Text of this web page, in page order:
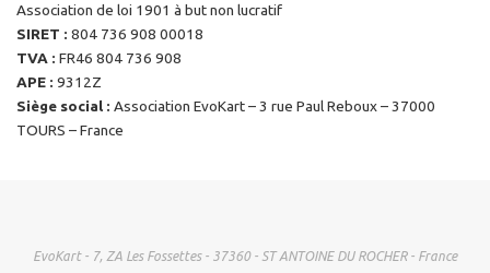
Association de loi 1901 à but non lucratif
SIRET : 804 736 908 00018
TVA : FR46 804 736 908
APE : 9312Z
Siège social : Association EvoKart – 3 rue Paul Reboux – 37000
TOURS – France
EvoKart - 7, ZA Les Fossettes - 37360 - ST ANTOINE DU ROCHER - France